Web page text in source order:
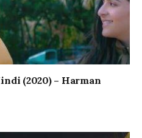
(2020) – Harman